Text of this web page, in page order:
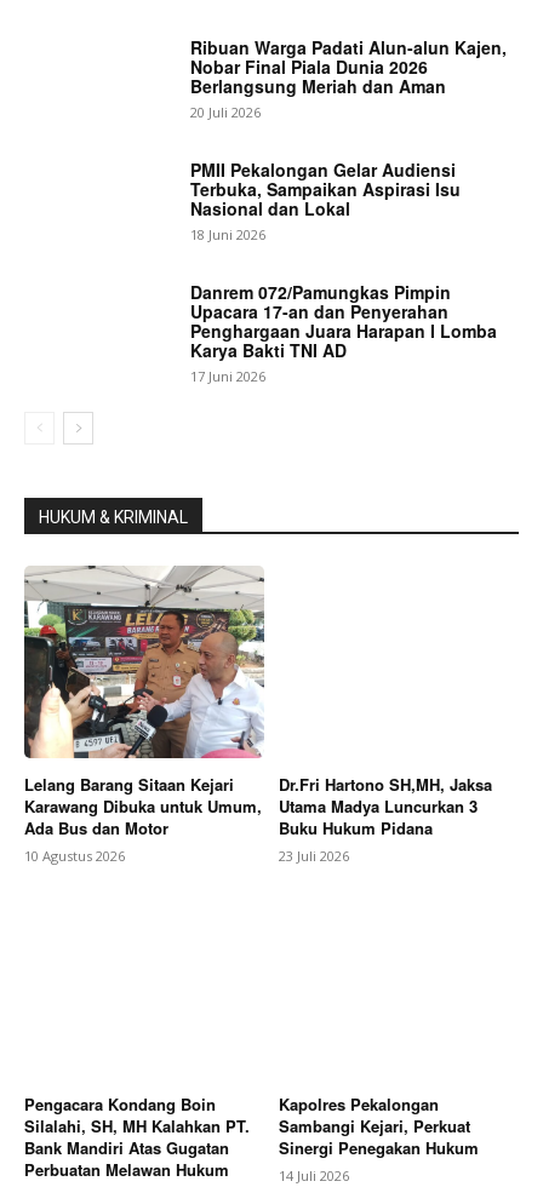
Ribuan Warga Padati Alun-alun Kajen,
Nobar Final Piala Dunia 2026
Berlangsung Meriah dan Aman
20 Juli 2026
PMII Pekalongan Gelar Audiensi
Terbuka, Sampaikan Aspirasi Isu
Nasional dan Lokal
18 Juni 2026
Danrem 072/Pamungkas Pimpin
Upacara 17-an dan Penyerahan
Penghargaan Juara Harapan I Lomba
Karya Bakti TNI AD
17 Juni 2026
HUKUM & KRIMINAL
Lelang Barang Sitaan Kejari
Karawang Dibuka untuk Umum,
Ada Bus dan Motor
10 Agustus 2026
Dr.Fri Hartono SH,MH, Jaksa
Utama Madya Luncurkan 3
Buku Hukum Pidana
23 Juli 2026
Pengacara Kondang Boin
Silalahi, SH, MH Kalahkan PT.
Bank Mandiri Atas Gugatan
Perbuatan Melawan Hukum
Kapolres Pekalongan
Sambangi Kejari, Perkuat
Sinergi Penegakan Hukum
14 Juli 2026